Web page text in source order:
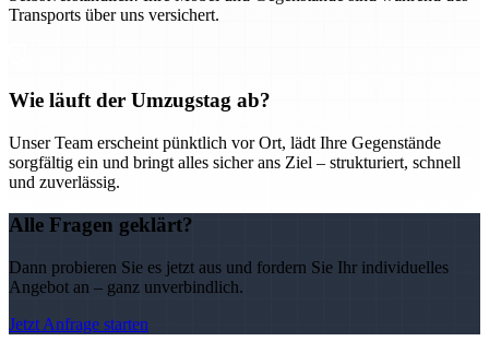
Transports über uns versichert.
Wie läuft der Umzugstag ab?
Unser Team erscheint pünktlich vor Ort, lädt Ihre Gegenstände
sorgfältig ein und bringt alles sicher ans Ziel – strukturiert, schnell
und zuverlässig.
Alle Fragen geklärt?
Dann probieren Sie es jetzt aus und fordern Sie Ihr individuelles
Angebot an – ganz unverbindlich.
Jetzt Anfrage starten